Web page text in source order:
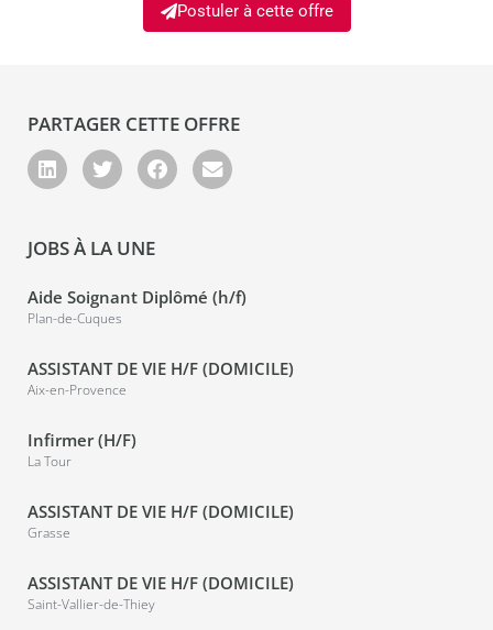
Postuler à cette offre
PARTAGER CETTE OFFRE
JOBS À LA UNE
Aide Soignant Diplômé (h/f)
Plan-de-Cuques
ASSISTANT DE VIE H/F (DOMICILE)
Aix-en-Provence
Infirmer (H/F)
La Tour
ASSISTANT DE VIE H/F (DOMICILE)
Grasse
ASSISTANT DE VIE H/F (DOMICILE)
Saint-Vallier-de-Thiey